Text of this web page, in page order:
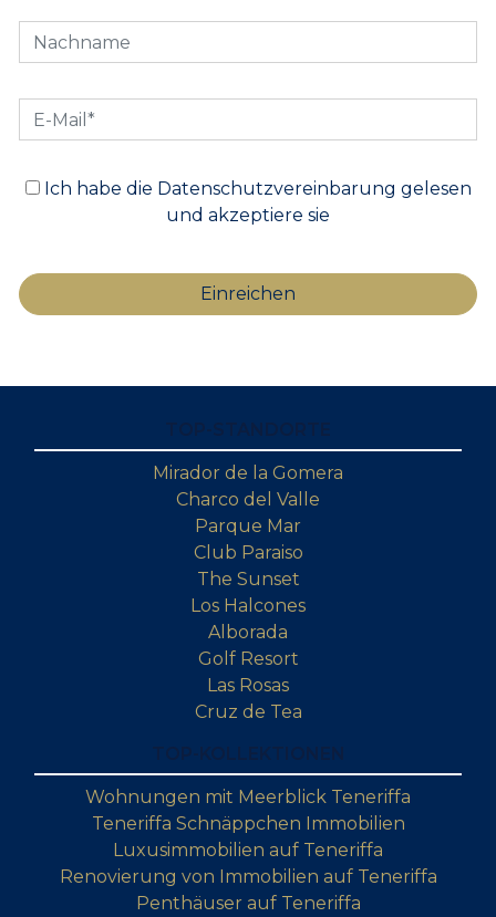
Ich habe die Datenschutzvereinbarung gelesen
und akzeptiere sie
Mirador de la Gomera
Charco del Valle
Parque Mar
Club Paraiso
The Sunset
Los Halcones
Alborada
Golf Resort
Las Rosas
Cruz de Tea
Wohnungen mit Meerblick Teneriffa
Teneriffa Schnäppchen Immobilien
Luxusimmobilien auf Teneriffa
Renovierung von Immobilien auf Teneriffa
Penthäuser auf Teneriffa